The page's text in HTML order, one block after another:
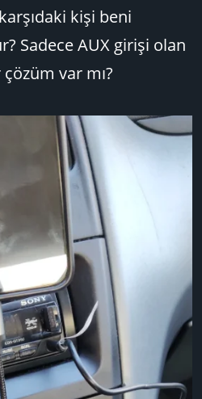
kişi beni
Sadece AUX girişi olan
var mı?